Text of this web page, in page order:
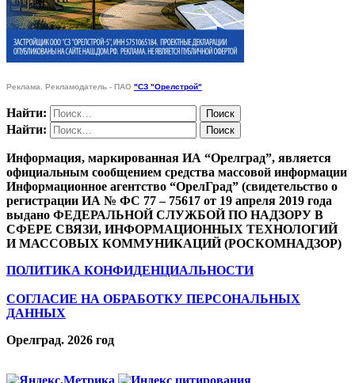
Реклама. Рекламодатель - ПАО "СЗ "Орелстрой"
Найти:
Найти:
Информация, маркированная ИА “Орелград”, является
официальным сообщением средства массовой информации
Информационное агентство “ОрелГрад” (свидетельство о
регистрации ИА № ФС 77 – 75617 от 19 апреля 2019 года
выдано ФЕДЕРАЛЬНОЙ СЛУЖБОЙ ПО НАДЗОРУ В
СФЕРЕ СВЯЗИ, ИНФОРМАЦИОННЫХ ТЕХНОЛОГИЙ
И МАССОВЫХ КОММУНИКАЦИЙ (РОСКОМНАДЗОР)
ПОЛИТИКА КОНФИДЕНЦИАЛЬНОСТИ
СОГЛАСИЕ НА ОБРАБОТКУ ПЕРСОНАЛЬНЫХ
ДАННЫХ
Орелград. 2026 год